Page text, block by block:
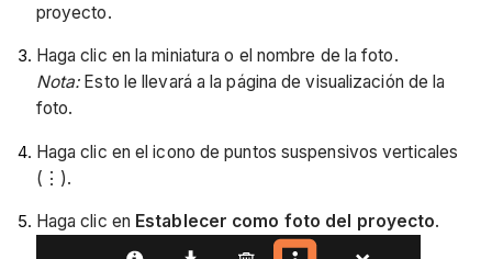
proyecto.
Haga clic en la miniatura o el nombre de la foto.
Nota:Esto le llevará a la página de visualización de la
foto.
Haga clic en el icono de puntos suspensivos verticales
(⋮).
Haga clic en Establecer como foto del proyecto.